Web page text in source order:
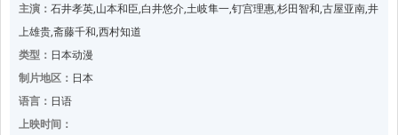
主演： 石井孝英,山本和臣,白井悠介,土岐隼一,钉宫理惠,杉田智和,古屋亚南,井
上雄贵,斋藤千和,西村知道
类型： 日本动漫
制片地区： 日本
语言： 日语
上映时间：